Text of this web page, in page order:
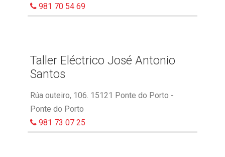
981 70 54 69
Taller Eléctrico José Antonio
Santos
Rúa outeiro, 106. 15121 Ponte do Porto -
Ponte do Porto
981 73 07 25